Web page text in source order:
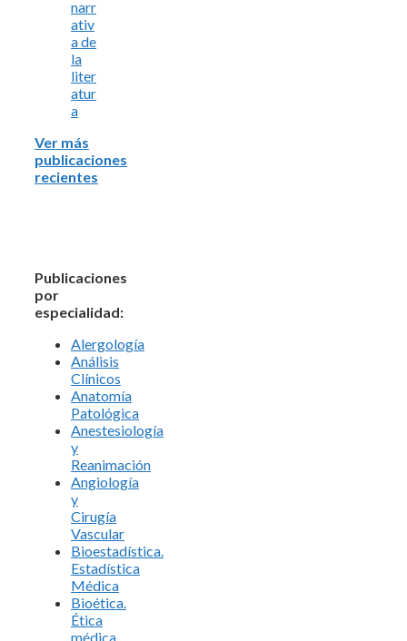
narr
ativ
a de
la
liter
atur
a
Ver más
publicaciones
recientes
Publicaciones
por
especialidad:
Alergología
Análisis
Clínicos
Anatomía
Patológica
Anestesiología
y
Reanimación
Angiología
y
Cirugía
Vascular
Bioestadística.
Estadística
Médica
Bioética.
Ética
médica.